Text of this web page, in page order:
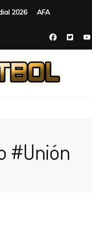
2026 AFA
#Unión